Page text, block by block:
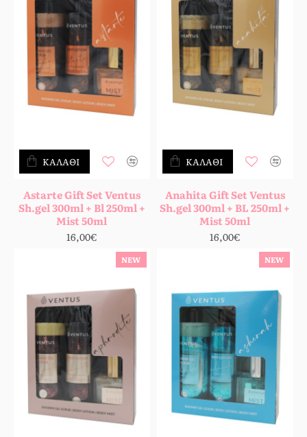
Astarte Gift Set Ventus
Sh.gel 300ml + Bl 250ml +
Mist 50ml
16,00€
ΚΑΛΆΘΙ
Anahita Gift Set Ventus
Sh.gel 300ml + BL 250ml +
Mist 50ml
16,00€
ΚΑΛΆΘΙ
NEW NEW